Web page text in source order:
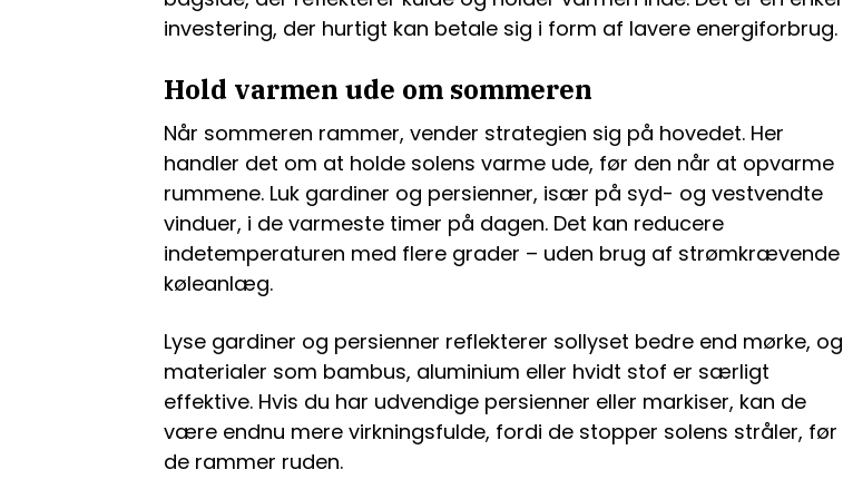
investering, der hurtigt kan betale sig i form af lavere energiforbrug.
Hold varmen ude om sommeren
Når sommeren rammer, vender strategien sig på hovedet. Her
handler det om at holde solens varme ude, før den når at opvarme
rummene. Luk gardiner og persienner, især på syd- og vestvendte
vinduer, i de varmeste timer på dagen. Det kan reducere
indetemperaturen med flere grader – uden brug af strømkrævende
køleanlæg.
Lyse gardiner og persienner reflekterer sollyset bedre end mørke, og
materialer som bambus, aluminium eller hvidt stof er særligt
effektive. Hvis du har udvendige persienner eller markiser, kan de
være endnu mere virkningsfulde, fordi de stopper solens stråler, før
de rammer ruden.